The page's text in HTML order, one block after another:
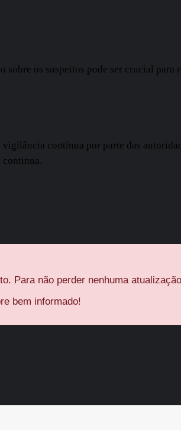
os suspeitos pode ser crucial para
contínua por parte das
continua.
Para não perder nenhuma
bem informado!